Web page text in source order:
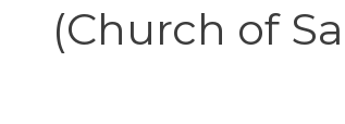
(Church of